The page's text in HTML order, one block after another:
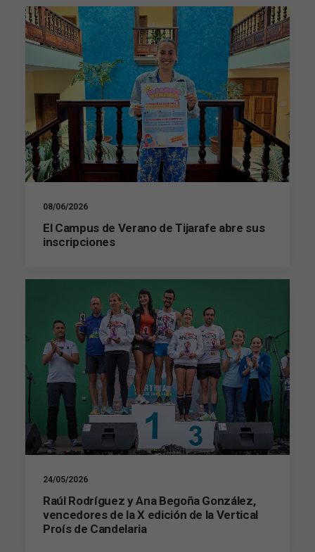
08/06/2026
El Campus de Verano de Tijarafe abre sus
inscripciones
24/05/2026
Raúl Rodríguez y Ana Begoña González,
vencedores de la X edición de la Vertical
Proís de Candelaria
comportamiento
mientras visitas
nuestro sitio,
aumentas la
posibilidad de
ver contenido y
ofertas
personalizados.